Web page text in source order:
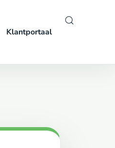
Klantportaal